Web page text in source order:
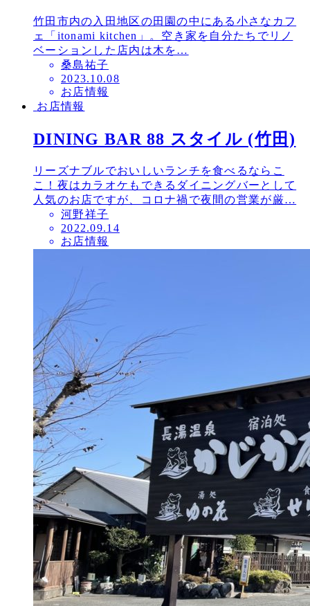
竹田市内の入田地区の田園の中にある小さなカフ
ェ「itonami kitchen」。空き家を自分たちでリノ
ベーションした店内は木を…
桑島祐子
投
稿
日
2023.10.08
お店情報
お店情報
DINING BAR 88 スタイル (竹田)
リーズナブルでおいしいランチを食べるならこ
こ！夜はカラオケもできるダイニングバーとして
人気のお店ですが、コロナ禍で夜間の営業が厳…
河野祥子
投
稿
2022.09.14
お店情報